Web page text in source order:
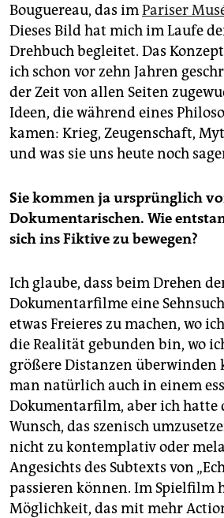
Bouguereau, das imPariser
Dieses Bild hat mich im Laufe
Drehbuch begleitet. Das
ich schon vor zehn Jahren
der Zeit von allen Seiten
Ideen, die während eines
kamen: Krieg, Zeugenschaft,
und was sie uns heute noch
Sie kommen ja ursprünglich
Dokumentarischen. Wie
sich ins Fiktive zu bewegen?
Ich glaube, dass beim Drehen
Dokumentarfilme eine
etwas Freieres zu machen, wo
die Realität gebunden bin, wo
größere Distanzen überwinden
man natürlich auch in einem
Dokumentarfilm, aber ich hatte
Wunsch, das szenisch
nicht zu kontemplativ oder
Angesichts des Subtexts von
passieren können. Im Spielfilm
Möglichkeit, das mit mehr